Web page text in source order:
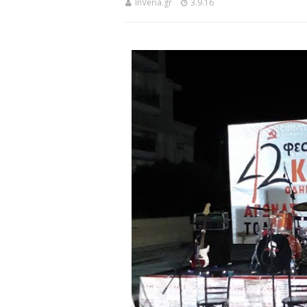
InVeria.gr 3.9.16